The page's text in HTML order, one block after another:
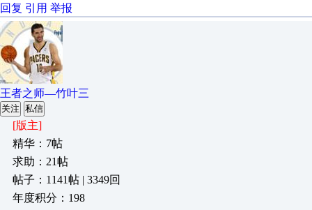
回复 引用 举报
王者之师—竹叶三
关注 私信
[版主]
精华：7帖
求助：21帖
帖子：1141帖 | 3349回
年度积分：198